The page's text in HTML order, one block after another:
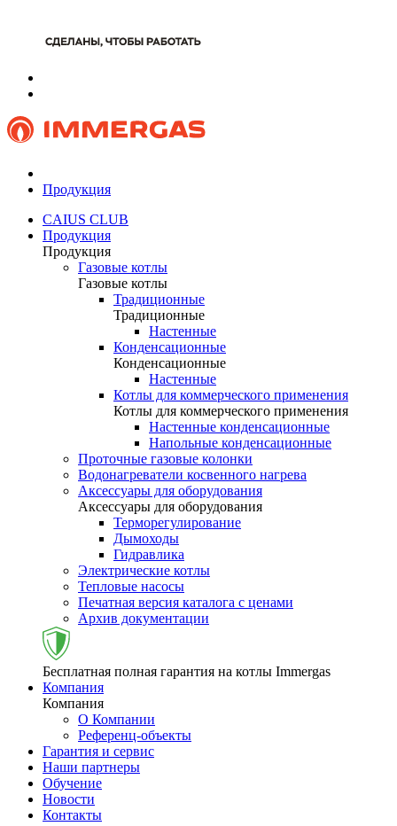
Продукция
CAIUS CLUB
Продукция
Продукция
Газовые котлы
Газовые котлы
Традиционные
Традиционные
Настенные
Конденсационные
Конденсационные
Настенные
Котлы для коммерческого применения
Котлы для коммерческого применения
Настенные конденсационные
Напольные конденсационные
Проточные газовые колонки
Водонагреватели косвенного нагрева
Аксессуары для оборудования
Аксессуары для оборудования
Терморегулирование
Дымоходы
Гидравлика
Электрические котлы
Тепловые насосы
Печатная версия каталога с ценами
Архив документации
Бесплатная полная гарантия на котлы Immergas
Компания
Компания
О Компании
Референц-объекты
Гарантия и сервис
Наши партнеры
Обучение
Новости
Контакты